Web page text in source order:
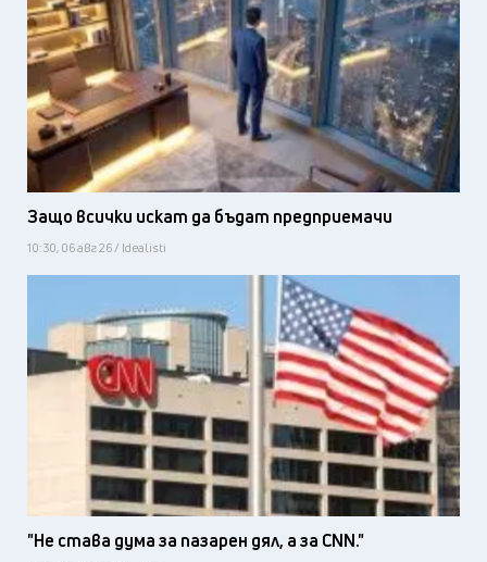
Защо всички искат да бъдат предприемачи
10:30, 06 авг 26 / Idealisti
"Не става дума за пазарен дял, а за CNN."